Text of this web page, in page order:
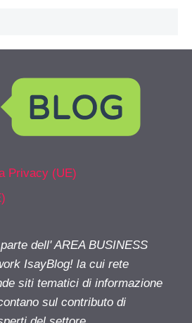
Privacy (UE)
dell' AREA BUSINESS
IsayBlog! la cui rete
siti tematici di informazione
sul contributo di